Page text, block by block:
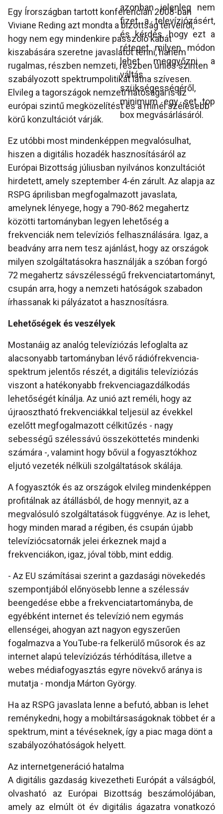
azonban jelenleg nem
fizet a televíziózásért,
és kérdés, hogy ezt a
réteget milyen módon
lehet meggyőzni a
váltás
szükségességéről,
minimum egy set top
box megvásárlásáról.
Egy Írországban tartott konferencián 2008-ban
Viviane Reding azt mondta a bizottság terveiről,
hogy nem egy mindenkire passzoló kabát
kiszabására szeretne javaslatot tenni, hanem
rugalmas, részben nemzeti, részben uniós szinten
szabályozott spektrumpolitikát látna szívesen.
Elvileg a tagországok nemzeti hatóságai is az
európai szintű megközelítést és a minél szélesebb
körű konzultációt várják.
Ez utóbbi most mindenképpen megvalósulhat,
hiszen a digitális hozadék hasznosításáról az
Európai Bizottság júliusban nyilvános konzultációt
hirdetett, amely szeptember 4-én zárult. Az alapja az
RSPG áprilisban megfogalmazott javaslata,
amelynek lényege, hogy a 790-862 megahertz
közötti tartományban legyen lehetőség a
frekvenciák nem televíziós felhasználására. Igaz, a
beadvány arra nem tesz ajánlást, hogy az országok
milyen szolgáltatásokra használják a szóban forgó
72 megahertz sávszélességű frekvenciatartományt,
csupán arra, hogy a nemzeti hatóságok szabadon
írhassanak ki pályázatot a hasznosításra.
Lehetőségek és veszélyek
Mostanáig az analóg televíziózás lefoglalta az
alacsonyabb tartományban lévő rádiófrekvencia-
spektrum jelentős részét, a digitális televíziózás
viszont a hatékonyabb frekvenciagazdálkodás
lehetőségét kínálja. Az unió azt reméli, hogy az
újraosztható frekvenciákkal teljesül az évekkel
ezelőtt megfogalmazott célkitűzés - nagy
sebességű szélessávú összeköttetés mindenki
számára -, valamint hogy bővül a fogyasztókhoz
eljutó vezeték nélküli szolgáltatások skálája.
A fogyasztók és az országok elvileg mindenképpen
profitálnak az átállásból, de hogy mennyit, az a
megvalósuló szolgáltatások függvénye. Az is lehet,
hogy minden marad a régiben, és csupán újabb
televíziócsatornák jelei érkeznek majd a
frekvenciákon, igaz, jóval több, mint eddig.
- Az EU számításai szerint a gazdasági növekedés
szempontjából előnyösebb lenne a szélessáv
beengedése ebbe a frekvenciatartományba, de
egyébként internet és televízió nem egymás
ellenségei, ahogyan azt nagyon egyszerűen
fogalmazva a YouTube-ra felkerülő műsorok és az
internet alapú televíziózás térhódítása, illetve a
webes médiafogyasztás egyre növekvő aránya is
mutatja - mondja Márton György.
Ha az RSPG javaslata lenne a befutó, abban is lehet
reménykedni, hogy a mobiltársaságoknak többet ér a
spektrum, mint a tévéseknek, így a piac maga dönt a
szabályozóhatóságok helyett.
Az internetgeneráció hatalma
A digitális gazdaság kivezetheti Európát a válságból,
olvasható az Európai Bizottság beszámolójában,
amely az elmúlt öt év digitális ágazatra vonatkozó